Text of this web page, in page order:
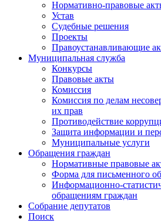
Нормативно-правовые
Устав
Судебные решения
Проекты
Правоустанавливающие
Муниципальная служба
Конкурсы
Правовые акты
Комиссия
Комиссия по делам
их прав
Противодействие
Защита информации и
Муниципальные услуги
Обращения граждан
Нормативные правовые
Форма для письменного
Информационно-
обращениям граждан
Собрание депутатов
Поиск